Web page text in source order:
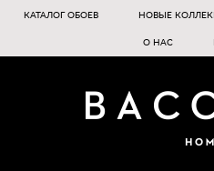
КАТАЛОГ ОБОЕВ НОВЫЕ
О НАС